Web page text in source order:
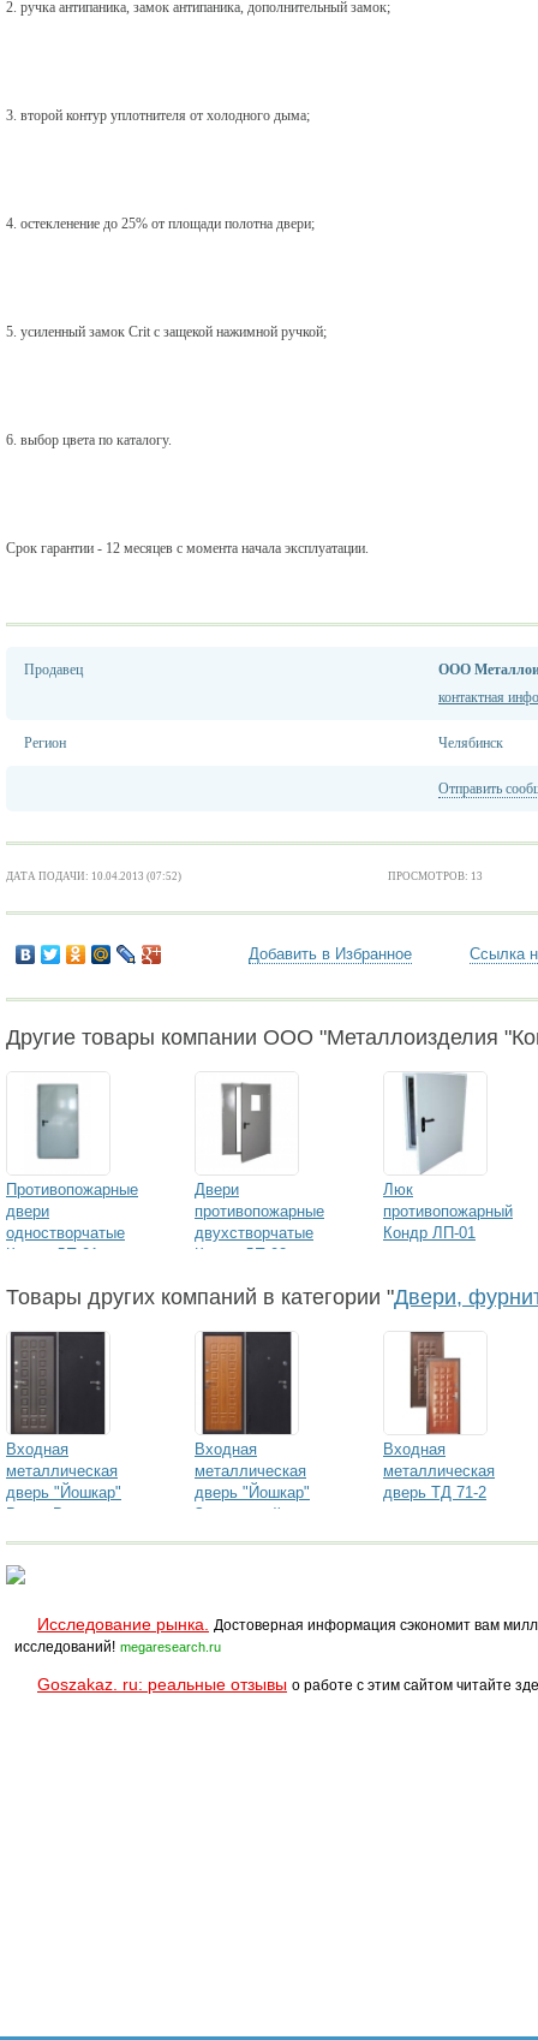
2. ручка антипаника, замок антипаника, дополнительный замок;
3. второй контур уплотнителя от холодного дыма;
4. остекленение до 25% от площади полотна двери;
5. усиленный замок Crit с защекой нажимной ручкой;
6. выбор цвета по каталогу.
Срок гарантии - 12 месяцев с момента начала эксплуатации.
Продавец
ООО
контактная
Регион Челябинск
Отправить
ДАТА ПОДАЧИ: 10.04.2013 (07:52) ПРОСМОТРОВ: 13
Добавить в Избранное Ссылка
Другие товары компании ООО "Металлоизделия
Противопожарные
двери
одностворчатые
Кондр ДП-01
Двери
противопожарные
двухстворчатые
Кондр ДП-02
Люк
противопожарный
Кондр ЛП-01
Товары других компаний в категории "Двери,
Входная
металлическая
дверь "Йошкар"
Венге Венге
Входная
металлическая
дверь "Йошкар"
Золотистый дуб
Входная
металлическая
дверь ТД 71-2
Исследование рынка.
Достоверная информация сэкономит вам
исследований! megaresearch.ru
Goszakaz. ru: реальные отзывы о работе с этим сайтом читайте